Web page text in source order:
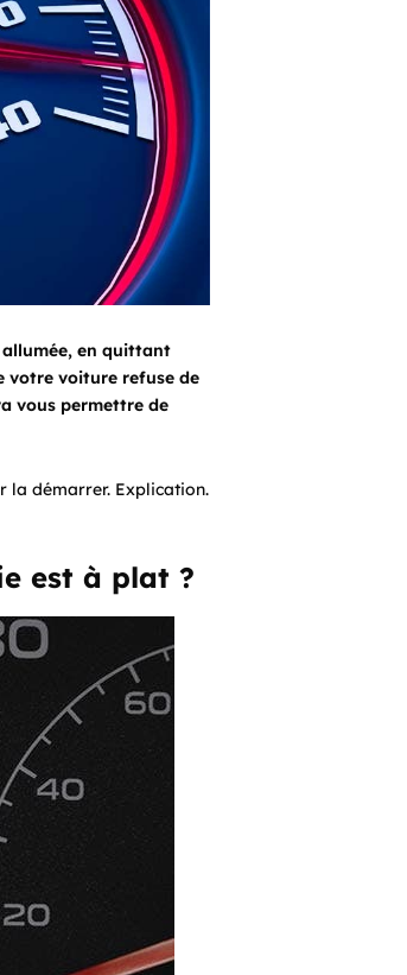
allumée, en quittant
votre voiture refuse de
vous permettre de
la démarrer. Explication.
est à plat ?